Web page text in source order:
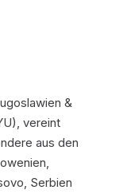
&
vereint
aus den
Serbien